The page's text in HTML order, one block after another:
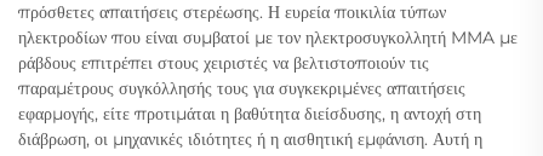
πρόσθετες απαιτήσεις στερέωσης. Η ευρεία ποικιλία τύπων
ηλεκτροδίων που είναι συμβατοί με τον ηλεκτροσυγκολλητή MMA με
ράβδους επιτρέπει στους χειριστές να βελτιστοποιούν τις
παραμέτρους συγκόλλησής τους για συγκεκριμένες απαιτήσεις
εφαρμογής, είτε προτιμάται η βαθύτητα διείσδυσης, η αντοχή στη
διάβρωση, οι μηχανικές ιδιότητες ή η αισθητική εμφάνιση. Αυτή η